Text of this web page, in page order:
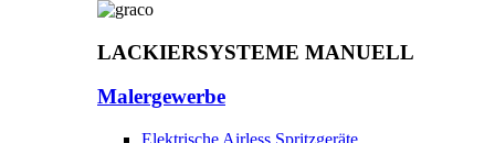
LACKIERSYSTEME MANUELL
Malergewerbe
Elektrische Airless Spritzgeräte